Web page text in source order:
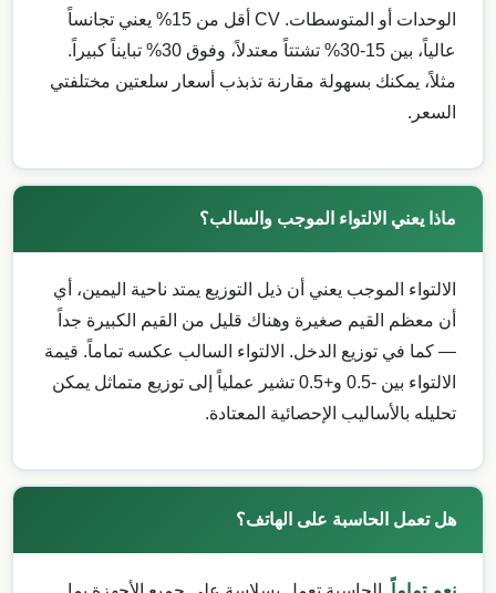
الوحدات أو المتوسطات. CV أقل من 15% يعني تجانساً
عالياً، بين 15-30% تشتتاً معتدلاً، وفوق 30% تبايناً كبيراً.
مثلاً، يمكنك بسهولة مقارنة تذبذب أسعار سلعتين مختلفتي
السعر.
ماذا يعني الالتواء الموجب والسالب؟
الالتواء الموجب يعني أن ذيل التوزيع يمتد ناحية اليمين، أي
أن معظم القيم صغيرة وهناك قليل من القيم الكبيرة جداً
— كما في توزيع الدخل. الالتواء السالب عكسه تماماً. قيمة
الالتواء بين -0.5 و+0.5 تشير عملياً إلى توزيع متماثل يمكن
تحليله بالأساليب الإحصائية المعتادة.
هل تعمل الحاسبة على الهاتف؟